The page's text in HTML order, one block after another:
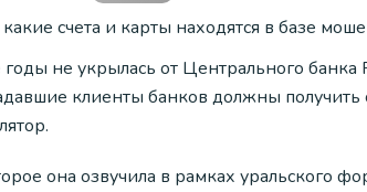
счета и карты находятся в базе
не укрылась от Центрального банка
клиенты банков должны получить
она озвучила в рамках уральского